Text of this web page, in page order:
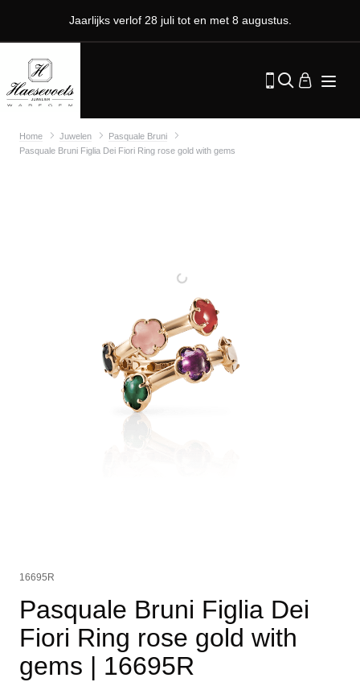
Jaarlijks verlof 28 juli tot en met 8 augustus.
Home Juwelen
Pasquale Bruni
Pasquale Bruni Figlia Dei Fiori Ring rose gold with gems
16695R
Pasquale Bruni Figlia Dei
Fiori Ring rose gold with
gems | 16695R